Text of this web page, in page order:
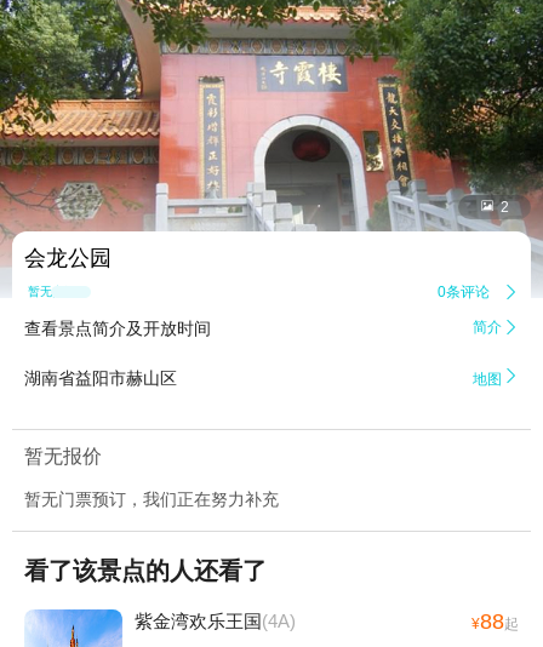
 2
会龙公园
暂无点评 0条评论 
查看景点简介及开放时间 简介 
湖南省益阳市赫山区 地图 
暂无报价
暂无门票预订，我们正在努力补充
看了该景点的人还看了
紫金湾欢乐王国(4A) ¥88起
